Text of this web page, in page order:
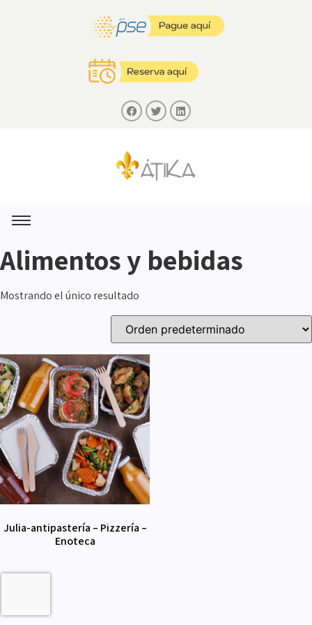
Alimentos y bebidas
Mostrando el único resultado
Julia-antipastería – Pizzería –
Enoteca